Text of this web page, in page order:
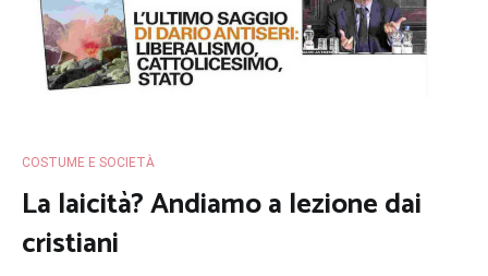
COSTUME E SOCIETÀ
La laicità? Andiamo a lezione dai
cristiani